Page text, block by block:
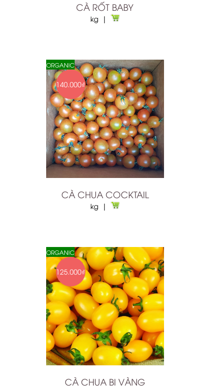
CÀ RỐT BABY
kg |
ORGANIC
140.000₫
CÀ CHUA COCKTAIL
kg |
ORGANIC
125.000₫
CÀ CHUA BI VÀNG